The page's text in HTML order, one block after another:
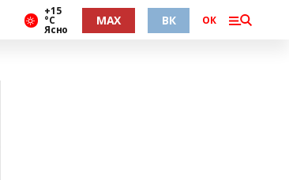
+15
°С
Ясно
MAX ВК ОК